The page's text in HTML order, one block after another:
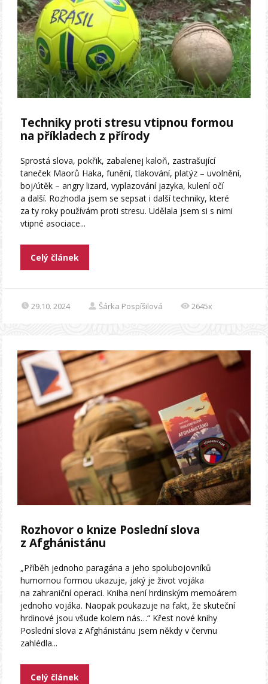
Techniky proti stresu vtipnou formou
na příkladech z přírody
Sprostá slova, pokřik, zabalenej kaloň, zastrašující
taneček Maorů Haka, funění, tlakování, platýz – uvolnění,
boj/útěk – angry lizard, vyplazování jazyka, kulení očí
a další. Rozhodla jsem se sepsat i další techniky, které
za ty roky používám proti stresu. Udělala jsem si s nimi
vtipné asociace...
Celý článek
29.10. 2024 Šárka Pospíšilová 2645x
Rozhovor o knize Poslední slova
z Afghánistánu
„Příběh jednoho paragána a jeho spolubojovníků
humornou formou ukazuje, jaký je život vojáka
na zahraniční operaci. Kniha není hrdinským memoárem
jednoho vojáka. Naopak poukazuje na fakt, že skuteční
hrdinové jsou všude kolem nás…“ Křest nové knihy
Poslední slova z Afghánistánu jsem někdy v červnu
zahlédla...
Celý článek